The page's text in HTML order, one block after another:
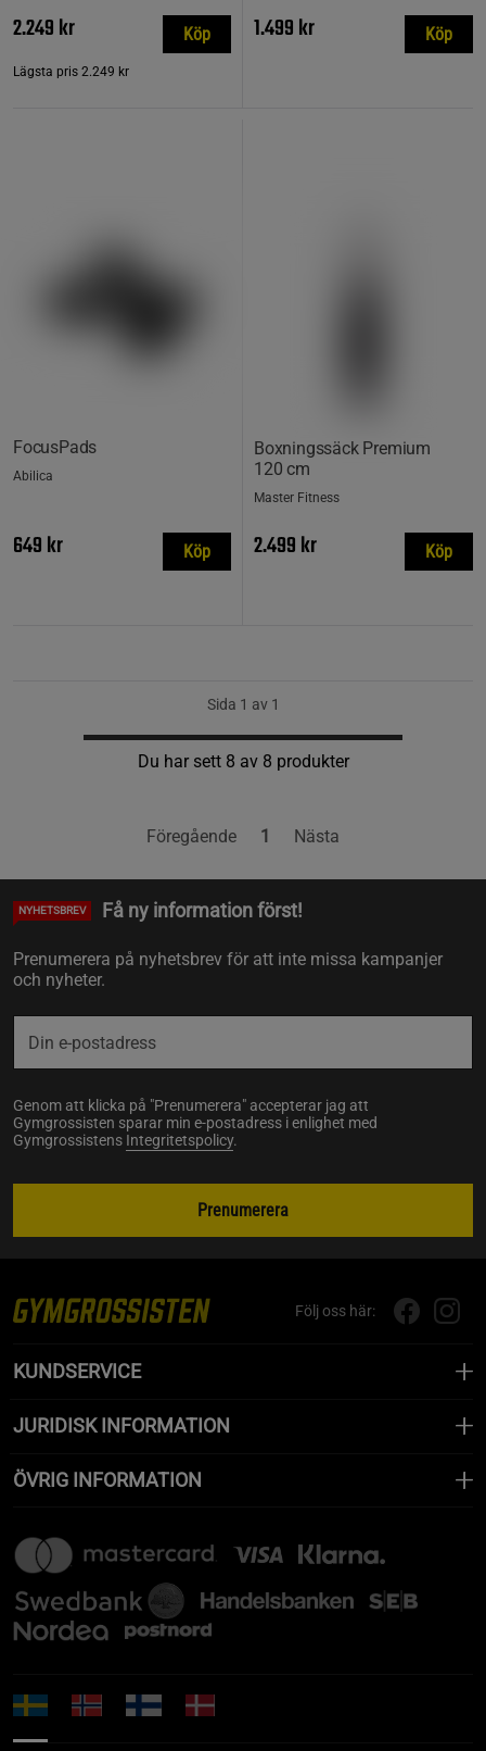
2.249 kr
Lägsta pris 2.249 kr
Köp 1.499 kr Köp
FocusPads
Abilica
649 kr Köp
Boxningssäck Premium
120 cm
Master Fitness
2.499 kr Köp
Sida 1 av 1
Du har sett 8 av 8 produkter
Föregående 1 Nästa
NYHETSBREV Få ny information först!
Prenumerera på nyhetsbrev för att inte missa kampanjer
och nyheter.
Genom att klicka på "Prenumerera" accepterar jag att
Gymgrossisten sparar min e-postadress i enlighet med
Gymgrossistens Integritetspolicy.
Prenumerera
Följ oss här:
KUNDSERVICE
JURIDISK INFORMATION
ÖVRIG INFORMATION